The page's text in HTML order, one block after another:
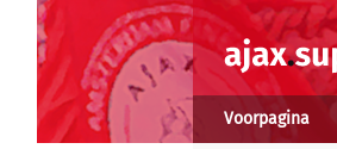
Voorpagina